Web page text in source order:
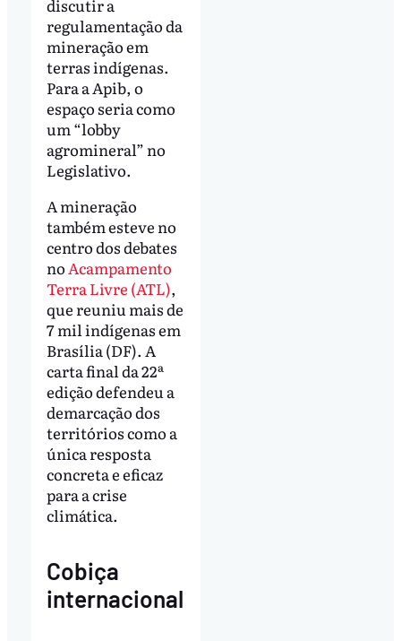
discutir a
regulamentação da
mineração em
terras indígenas.
Para a Apib, o
espaço seria como
um “lobby
agromineral” no
Legislativo.
A mineração
também esteve no
centro dos debates
no Acampamento
Terra Livre (ATL),
que reuniu mais de
7 mil indígenas em
Brasília (DF). A
carta final da 22ª
edição defendeu a
demarcação dos
territórios como a
única resposta
concreta e eficaz
para a crise
climática.
Cobiça
internacional